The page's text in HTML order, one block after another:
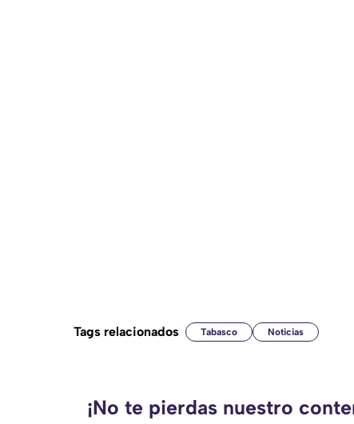
Tags relacionados Tabasco Noticias
¡No te pierdas nuestro